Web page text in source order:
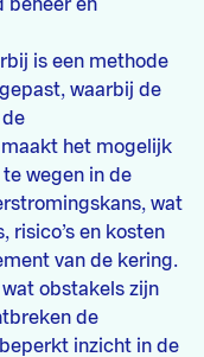
beheer en
is een methode
waarbij de
het mogelijk
wegen in de
wat
risico’s en kosten
van de kering.
obstakels zijn
de
inzicht in de